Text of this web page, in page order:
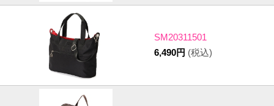
SM20311501
6,490円 (税込)